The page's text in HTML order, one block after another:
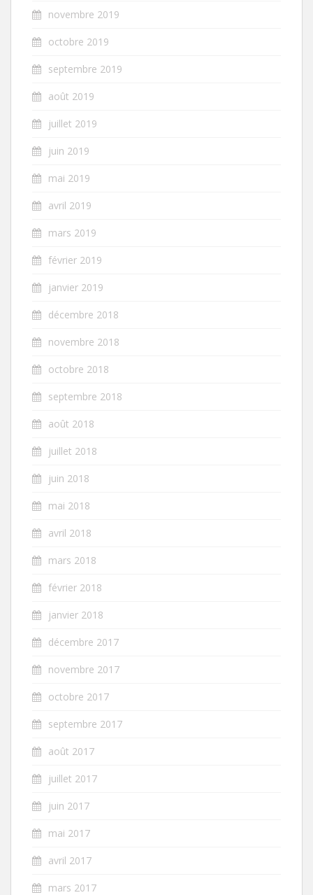
novembre 2019
octobre 2019
septembre 2019
août 2019
juillet 2019
juin 2019
mai 2019
avril 2019
mars 2019
février 2019
janvier 2019
décembre 2018
novembre 2018
octobre 2018
septembre 2018
août 2018
juillet 2018
juin 2018
mai 2018
avril 2018
mars 2018
février 2018
janvier 2018
décembre 2017
novembre 2017
octobre 2017
septembre 2017
août 2017
juillet 2017
juin 2017
mai 2017
avril 2017
mars 2017